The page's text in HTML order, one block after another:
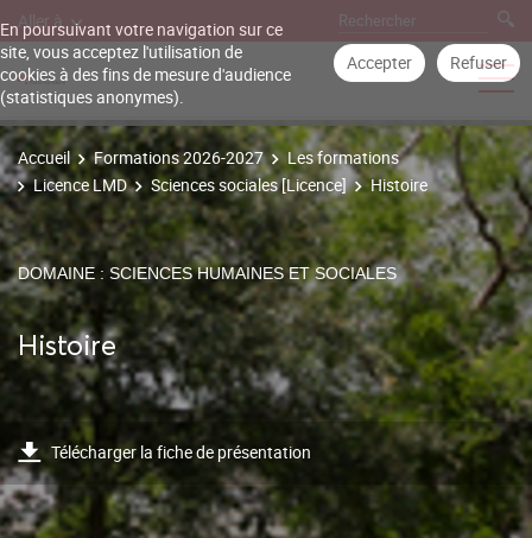
En poursuivant votre navigation sur ce
site, vous acceptez l'utilisation de
cookies à des fins de mesure d'audience
(statistiques anonymes).
Accepter Refuser
Aller à
Accueil Formations 2026-2027
Les formations
Licence LMD
Sciences sociales [Licence] Histoire
DOMAINE : SCIENCES HUMAINES ET SOCIALES
Histoire
Télécharger la fiche de présentation